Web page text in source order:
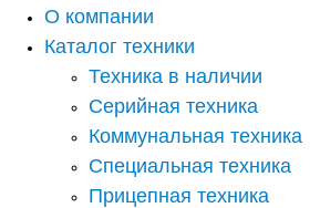
О компании
Каталог техники
Техника в наличии
Серийная техника
Коммунальная техника
Специальная техника
Прицепная техника